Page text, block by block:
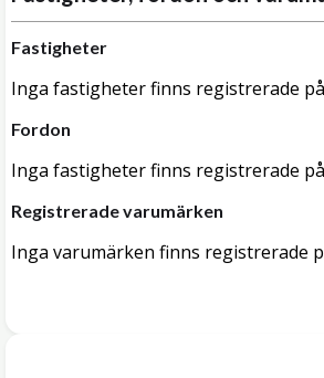
Fastigheter
Inga fastigheter finns registrerade
Fordon
Inga fastigheter finns registrerade
Registrerade varumärken
Inga varumärken finns registrerade